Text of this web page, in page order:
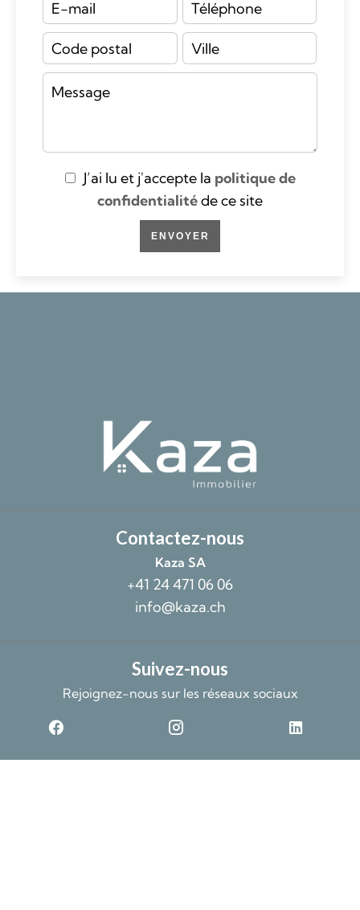
J’ai lu et j'accepte la politique de
confidentialitéde ce site
ENVOYER
Contactez-nous
Kaza SA
+41 24 471 06 06
info@kaza.ch
Suivez-nous
Rejoignez-nous sur les réseaux sociaux